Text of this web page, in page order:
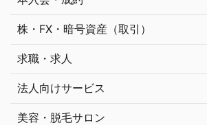
株・FX・暗号資産（取引）
求職・求人
法人向けサービス
美容・脱毛サロン